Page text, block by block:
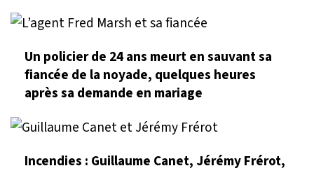
Un policier de 24 ans meurt en sauvant sa
fiancée de la noyade, quelques heures
après sa demande en mariage
Incendies : Guillaume Canet, Jérémy Frérot,